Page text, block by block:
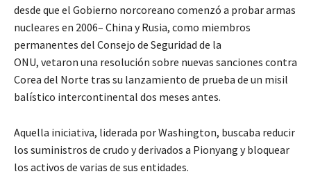
desde que el Gobierno norcoreano comenzó a probar armas
nucleares en 2006– China y Rusia, como miembros
permanentes del Consejo de Seguridad de la
ONU, vetaron una resolución sobre nuevas sanciones contra
Corea del Norte tras su lanzamiento de prueba de un misil
balístico intercontinental dos meses antes.
Aquella iniciativa, liderada por Washington, buscaba reducir
los suministros de crudo y derivados a Pionyang y bloquear
los activos de varias de sus entidades.